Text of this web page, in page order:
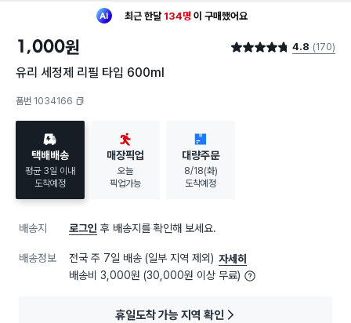
최근 한달 134명 이 구매했어요
구매했어요
1,000원 별점 4.8점 4.8 (170)
유리 세정제 리필 타입 600ml
품번 1034166
택배배송
평균 3일 이내
도착예정
매장픽업
오늘
픽업가능
대량주문
8/18(화)
도착예정
배송지 로그인 후 배송지를 확인해 보세요.
배송정보 전국 주 7일 배송 (일부 지역 제외) 자세히
배송비 3,000원 (30,000원 이상 무료)
휴일도착 가능 지역 확인